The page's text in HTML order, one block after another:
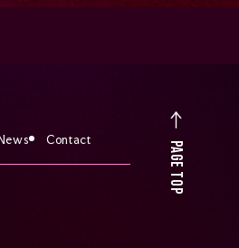
Contact
PAGE TOP